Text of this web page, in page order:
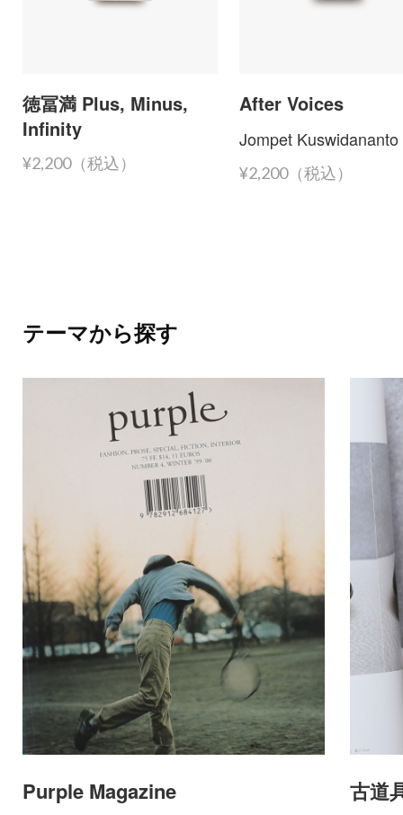
徳冨満 Plus, Minus,
Infinity
¥2,200（税込）
After Voices
Jompet Kuswidananto
¥2,200（税込）
テーマから探す
Purple Magazine 古道